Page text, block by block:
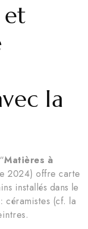
et
la
Matières à
2024) offre carte
installés dans le
céramistes (cf. la